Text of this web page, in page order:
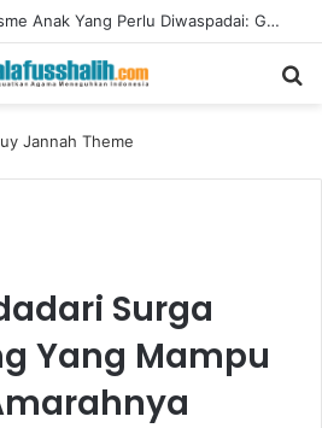
Pintu Masuk Radikalisme Anak Yang Perlu Diwaspadai: Game Online
Surga
Yang Mampu